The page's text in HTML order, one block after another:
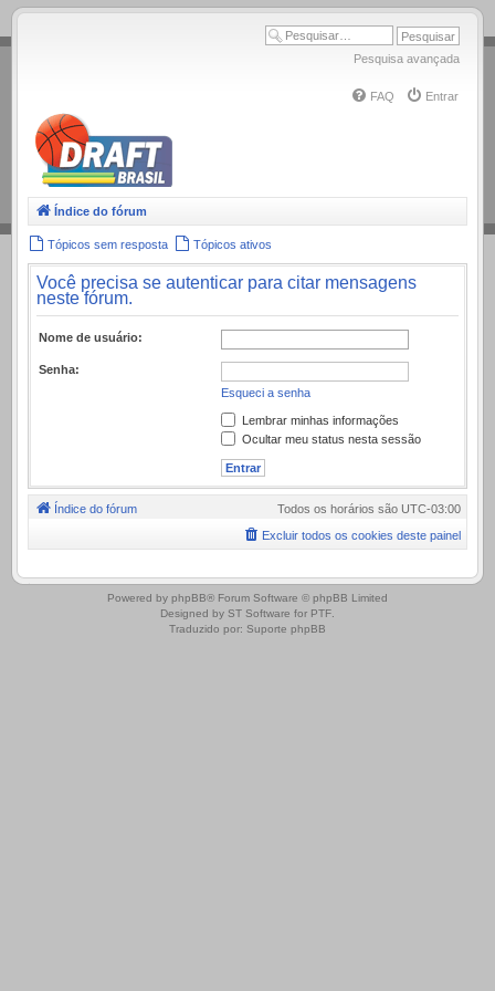
.
Pesquisa avançada
FAQ Entrar
Índice do fórum
Tópicos sem resposta Tópicos ativos
Você precisa se autenticar para citar mensagens
neste fórum.
Nome de usuário:
Senha:
Esqueci a senha
Lembrar minhas informações
Ocultar meu status nesta sessão
Índice do fórum Todos os horários são UTC-03:00
Excluir todos os cookies deste painel
.
Powered by phpBB® Forum Software © phpBB Limited
Designed by ST Software for PTF.
Traduzido por: Suporte phpBB